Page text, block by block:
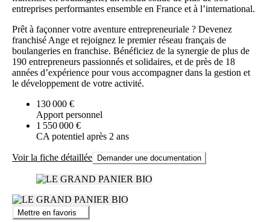
entreprises performantes ensemble en France et à l’international.
Prêt à façonner votre aventure entrepreneuriale ? Devenez
franchisé Ange et rejoignez le premier réseau français de
boulangeries en franchise. Bénéficiez de la synergie de plus de
190 entrepreneurs passionnés et solidaires, et de près de 18
années d’expérience pour vous accompagner dans la gestion et
le développement de votre activité.
130 000 €
Apport personnel
1 550 000 €
CA potentiel après 2 ans
Voir la fiche détaillée Demander une documentation
Mettre en favoris